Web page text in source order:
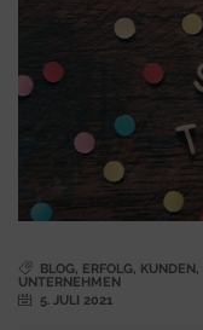
BLOG, ERFOLG, KUNDEN,
UNTERNEHMEN
5. JULI 2021